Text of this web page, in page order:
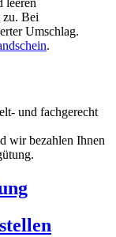
zu. Bei
Umschlag.
.
und fachgerecht
wir bezahlen Ihnen